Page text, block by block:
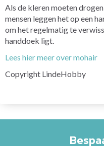
Als de kleren moeten
mensen leggen het op een
om het regelmatig te
handdoek ligt.
Lees hier meer over mohair
Copyright LindeHobby